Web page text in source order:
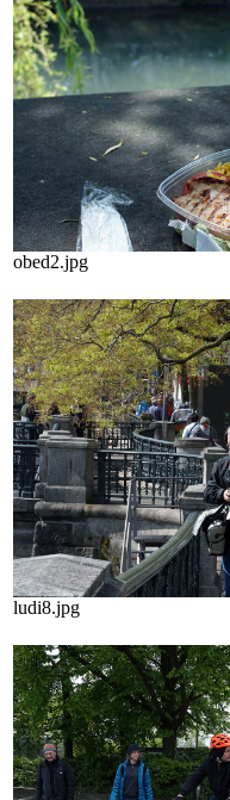
obed2.jpg
ludi8.jpg